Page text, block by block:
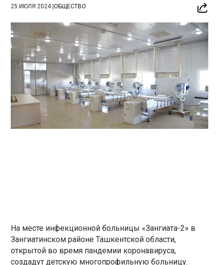
25 ИЮЛЯ 2024|ОБЩЕСТВО
На месте инфекционной больницы «Зангиата-2» в
Зангиатинском районе Ташкентской области,
открытой во время пандемии коронавируса,
создадут детскую многопрофильную больницу.